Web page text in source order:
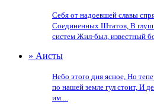
Себя от надоевшей славы
Соединенных Штатов, В
систем Жил-был, известный
» Аисты
Небо этого дня ясное, Но
по нашей земле гул стоит, И
им....